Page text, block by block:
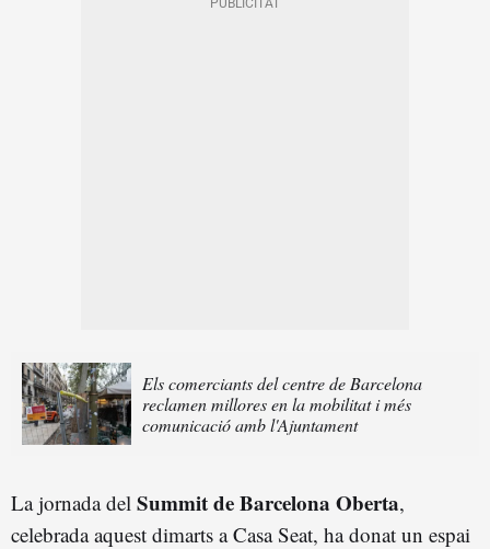
Els comerciants del centre de Barcelona
reclamen millores en la mobilitat i més
comunicació amb l'Ajuntament
La jornada del Summit de Barcelona Oberta,
celebrada aquest dimarts a Casa Seat, ha donat un espai